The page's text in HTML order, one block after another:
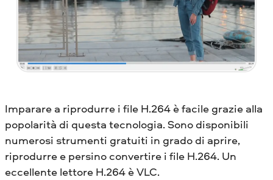
Imparare a riprodurre i file H.264 è facile grazie alla
popolarità di questa tecnologia. Sono disponibili
numerosi strumenti gratuiti in grado di aprire,
riprodurre e persino convertire i file H.264. Un
eccellente lettore H.264 è VLC.